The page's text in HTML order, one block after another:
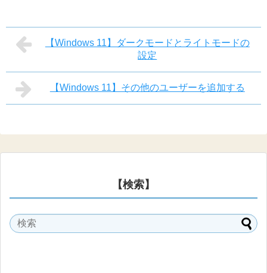
【Windows 11】ダークモードとライトモードの
設定
【Windows 11】その他のユーザーを追加する
【検索】